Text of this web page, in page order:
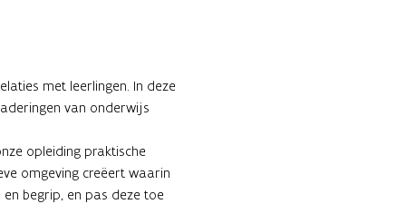
met leerlingen. In deze
van onderwijs
opleiding praktische
omgeving creëert waarin
begrip, en pas deze toe